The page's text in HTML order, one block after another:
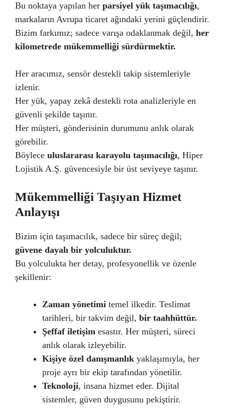
Bu noktaya yapılan her parsiyel yük taşımacılığı,
markaların Avrupa ticaret ağındaki yerini güçlendirir.
Bizim farkımız; sadece varışa odaklanmak değil, her
kilometrede mükemmelliği sürdürmektir.
Her aracımız, sensör destekli takip sistemleriyle
izlenir.
Her yük, yapay zekâ destekli rota analizleriyle en
güvenli şekilde taşınır.
Her müşteri, gönderisinin durumunu anlık olarak
görebilir.
Böylece uluslararası karayolu taşımacılığı, Hiper
Lojistik A.Ş. güvencesiyle bir üst seviyeye taşınır.
Mükemmelliği Taşıyan Hizmet
Anlayışı
Bizim için taşımacılık, sadece bir süreç değil;
güvene dayalı bir yolculuktur.
Bu yolculukta her detay, profesyonellik ve özenle
şekillenir:
Zaman yönetimi temel ilkedir. Teslimat
tarihleri, bir takvim değil, bir taahhüttür.
Şeffaf iletişim esastır. Her müşteri, süreci
anlık olarak izleyebilir.
Kişiye özel danışmanlık yaklaşımıyla, her
proje ayrı bir ekip tarafından yönetilir.
Teknoloji, insana hizmet eder. Dijital
sistemler, güven duygusunu pekiştirir.